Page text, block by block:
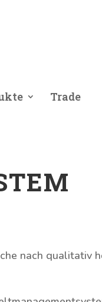
Trade
nach qualitativ